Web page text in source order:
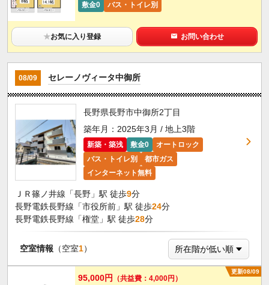
敷金0
バス・トイレ別
★お気に入り登録 お問い合わせ
08/09 セレーノヴィータ中御所
長野県長野市中御所2丁目
築年月：2025年3月 / 地上3階
新築・築浅 敷金0
オートロック
バス・トイレ別
都市ガス
インターネット無料
ＪＲ篠ノ井線「長野」駅 徒歩9分
長野電鉄長野線「市役所前」駅 徒歩24分
長野電鉄長野線「権堂」駅 徒歩28分
空室情報 （空室1）
更新08/09
95,000円
（共益費：4,000円）